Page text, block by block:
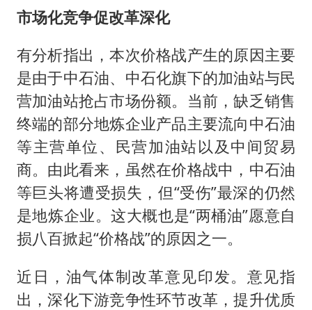
市场化竞争促改革深化
有分析指出，本次价格战产生的原因主要
是由于中石油、中石化旗下的加油站与民
营加油站抢占市场份额。当前，缺乏销售
终端的部分地炼企业产品主要流向中石油
等主营单位、民营加油站以及中间贸易
商。由此看来，虽然在价格战中，中石油
等巨头将遭受损失，但“受伤”最深的仍然
是地炼企业。这大概也是“两桶油”愿意自
损八百掀起“价格战”的原因之一。
近日，油气体制改革意见印发。意见指
出，深化下游竞争性环节改革，提升优质